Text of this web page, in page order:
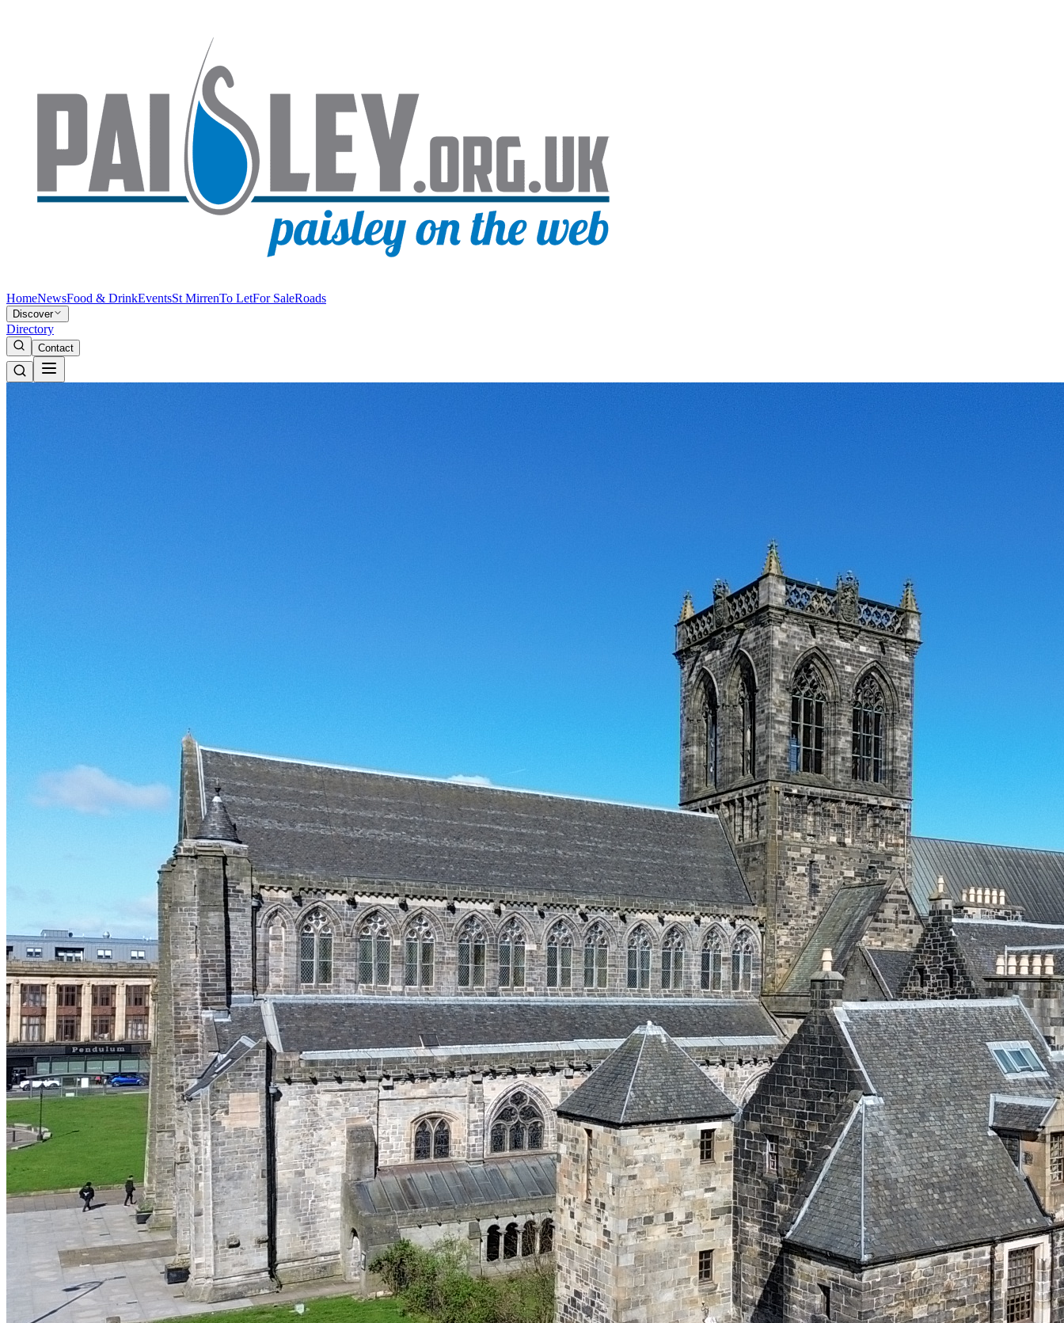
HomeNewsFood & DrinkEventsSt MirrenTo LetFor SaleRoads
Discover
Directory
Contact